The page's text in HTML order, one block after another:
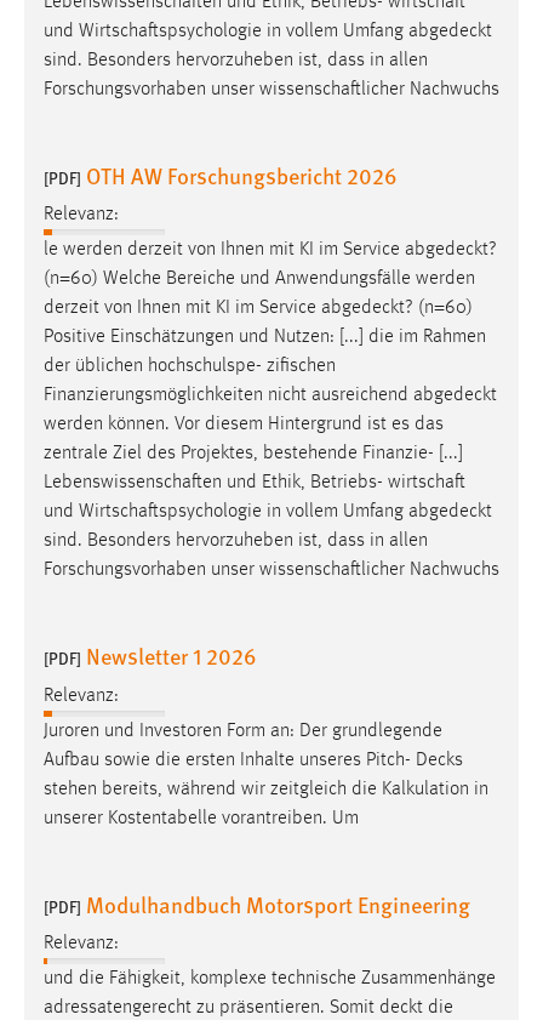
und Wirtschaftspsychologie in vollem Umfang abgedeckt
sind. Besonders hervorzuheben ist, dass in allen
Forschungsvorhaben unser wissenschaftlicher Nachwuchs
[PDF] OTH AW Forschungsbericht 2026
Relevanz:
le werden derzeit von Ihnen mit KI im Service abgedeckt?
(n=60) Welche Bereiche und Anwendungsfälle werden
derzeit von Ihnen mit KI im Service abgedeckt? (n=60)
Positive Einschätzungen und Nutzen: [...] die im Rahmen
der üblichen hochschulspe- zifischen
Finanzierungsmöglichkeiten nicht ausreichend abgedeckt
werden können. Vor diesem Hintergrund ist es das
zentrale Ziel des Projektes, bestehende Finanzie- [...]
Lebenswissenschaften und Ethik, Betriebs- wirtschaft
und Wirtschaftspsychologie in vollem Umfang abgedeckt
sind. Besonders hervorzuheben ist, dass in allen
Forschungsvorhaben unser wissenschaftlicher Nachwuchs
[PDF] Newsletter 1 2026
Relevanz:
Juroren und Investoren Form an: Der grundlegende
Aufbau sowie die ersten Inhalte unseres Pitch- Decks
stehen bereits, während wir zeitgleich die Kalkulation in
unserer Kostentabelle vorantreiben. Um
[PDF] Modulhandbuch Motorsport Engineering
Relevanz:
und die Fähigkeit, komplexe technische Zusammenhänge
adressatengerecht zu präsentieren. Somit deckt die
EXTERNE MEDIEN
Um Inhalte von Videoplattformen und Social Media
Plattformen anzeigen zu können, werden von diesen
YouTube
Vimeo